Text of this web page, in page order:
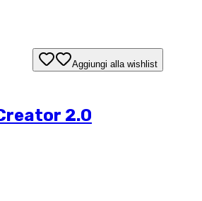
Aggiungi alla wishlist
2.0